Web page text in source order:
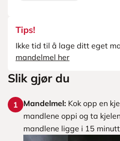
Tips!
Ikke tid til å lage ditt eget
mandelmel her
Slik gjør du
1 Mandelmel: Kok opp en
mandlene oppi og ta
mandlene ligge i 15